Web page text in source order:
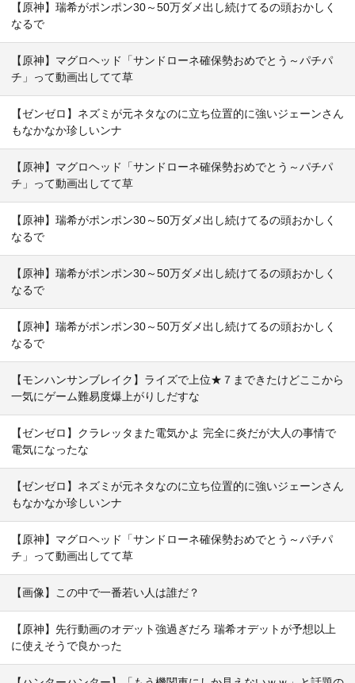
【原神】瑞希がポンポン30～50万ダメ出し続けてるの頭おかしく
なるで
【原神】マグロヘッド「サンドローネ確保勢おめでとう～パチパ
チ」って動画出してて草
【ゼンゼロ】ネズミが元ネタなのに立ち位置的に強いジェーンさん
もなかなか珍しいンナ
【原神】マグロヘッド「サンドローネ確保勢おめでとう～パチパ
チ」って動画出してて草
【原神】瑞希がポンポン30～50万ダメ出し続けてるの頭おかしく
なるで
【原神】瑞希がポンポン30～50万ダメ出し続けてるの頭おかしく
なるで
【原神】瑞希がポンポン30～50万ダメ出し続けてるの頭おかしく
なるで
【モンハンサンブレイク】ライズで上位★７まできたけどここから
一気にゲーム難易度爆上がりしだすな
【ゼンゼロ】クラレッタまた電気かよ 完全に炎だが大人の事情で
電気になったな
【ゼンゼロ】ネズミが元ネタなのに立ち位置的に強いジェーンさん
もなかなか珍しいンナ
【原神】マグロヘッド「サンドローネ確保勢おめでとう～パチパ
チ」って動画出してて草
【画像】この中で一番若い人は誰だ？
【原神】先行動画のオデット強過ぎだろ 瑞希オデットが予想以上
に使えそうで良かった